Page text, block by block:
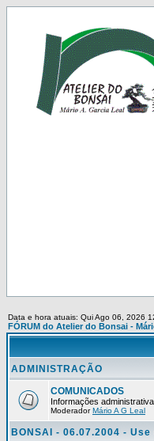
Data e hora atuais: Qui Ago 06, 2026
FÓRUM do Atelier do Bonsai -
ADMINISTRAÇÃO
COMUNICADOS
Informações
ModeradorMário A G Leal
BONSAI - 06.07.2004 -